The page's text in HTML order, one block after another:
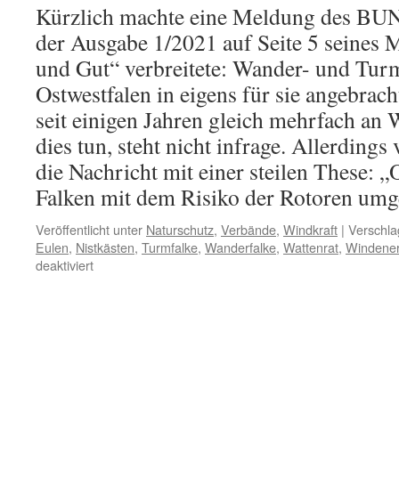
Kürzlich machte eine Meldung des
der Ausgabe 1/2021 auf Seite 5 seines
und Gut“ verbreitete: Wander- und
Ostwestfalen in eigens für sie
seit einigen Jahren gleich mehrfach an
dies tun, steht nicht infrage. Allerdings
die Nachricht mit einer steilen These:
Falken mit dem Risiko der Rotoren
Veröffentlicht unter Naturschutz, Verbände, Windkraft |
Eulen, Nistkästen, Turmfalke, Wanderfalke, Wattenrat,
deaktiviertfür